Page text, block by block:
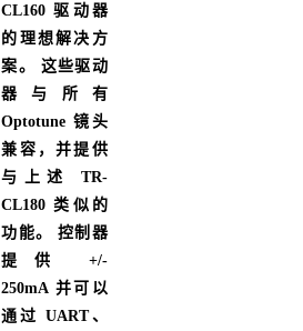
CL160 驱动器
的理想解决方
案。 这些驱动
器与所有
Optotune 镜头
兼容，并提供
与上述 TR-
CL180 类似的
功能。 控制器
提供 +/-
250mA 并可以
通过 UART、